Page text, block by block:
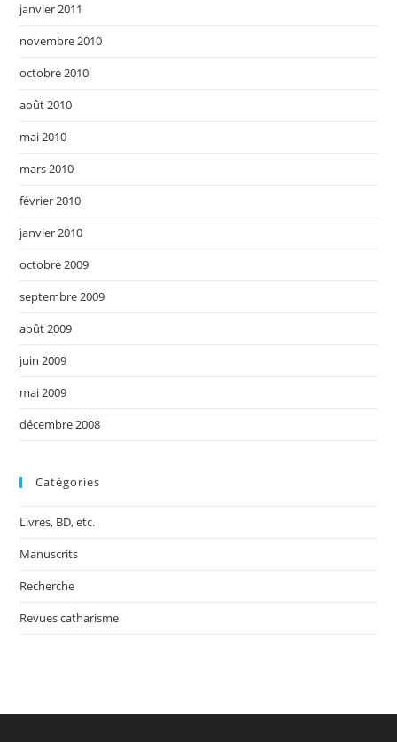
janvier 2011
novembre 2010
octobre 2010
août 2010
mai 2010
mars 2010
février 2010
janvier 2010
octobre 2009
septembre 2009
août 2009
juin 2009
mai 2009
décembre 2008
Catégories
Livres, BD, etc.
Manuscrits
Recherche
Revues catharisme